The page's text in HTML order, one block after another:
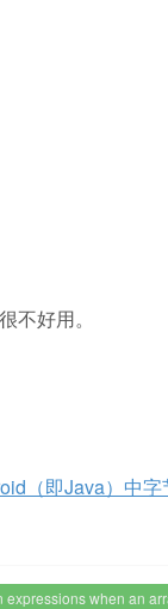
不好用。
（即Java）中
when an